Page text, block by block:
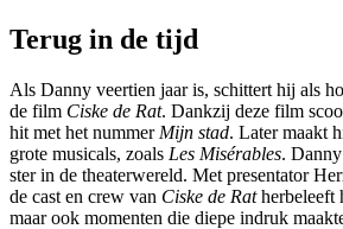
Terug in de tijd
Als Danny veertien jaar is, schittert hij als
de film Ciske de Rat. Dankzij deze film
hit met het nummer Mijn stad. Later maakt
grote musicals, zoals Les Misérables.
ster in de theaterwereld. Met presentator
de cast en crew van Ciske de Ratherbeleeft
maar ook momenten die diepe indruk